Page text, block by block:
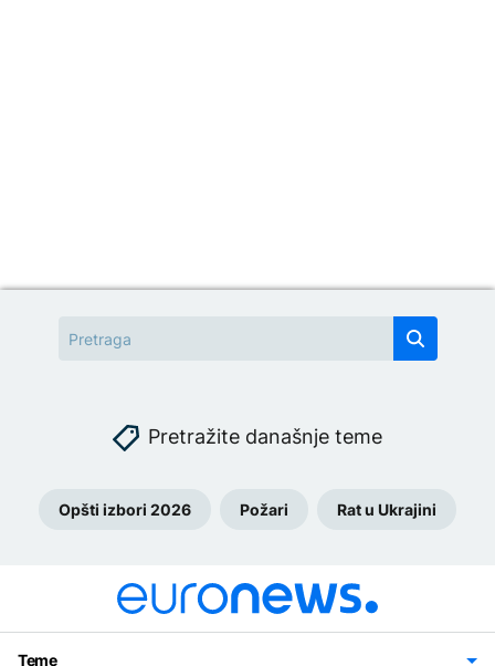
Pretražite današnje teme
Opšti izbori 2026 Požari Rat u Ukrajini
Teme